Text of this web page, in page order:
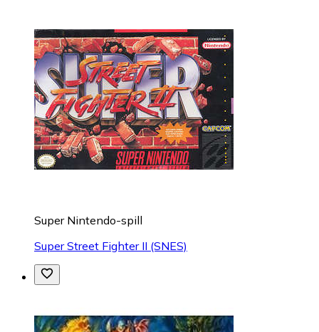
Super Nintendo-spill
Super Street Fighter II (SNES)